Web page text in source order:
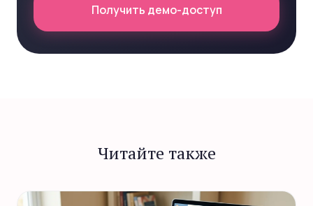
Получить демо-доступ
Читайте также